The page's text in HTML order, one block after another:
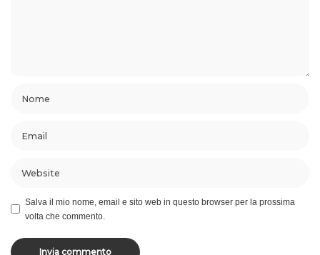
Salva il mio nome, email e sito web in questo browser per la prossima
volta che commento.